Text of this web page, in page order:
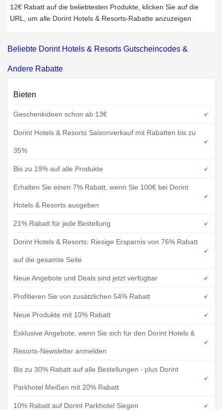
12€ Rabatt auf die beliebtesten Produkte, klicken Sie auf die
URL, um alle Dorint Hotels & Resorts-Rabatte anzuzeigen
Beliebte Dorint Hotels & Resorts Gutscheincodes &
Andere Rabatte
Bieten
Geschenkideen schon ab 13€
Dorint Hotels & Resorts Saisonverkauf mit Rabatten bis zu
35%
Bis zu 19% auf alle Produkte
Erhalten Sie einen 7% Rabatt, wenn Sie 100€ bei Dorint
Hotels & Resorts ausgeben
21% Rabatt für jede Bestellung
Dorint Hotels & Resorts: Riesige Ersparnis von 76% Rabatt
auf die gesamte Seite
Neue Angebote und Deals sind jetzt verfügbar
Profitieren Sie von zusätzlichen 54% Rabatt
Neue Produkte mit 10% Rabatt
Exklusive Angebote, wenn Sie sich für den Dorint Hotels &
Resorts-Newsletter anmelden
Bis zu 30% Rabatt auf alle Bestellungen - plus Dorint
Parkhotel Meißen mit 20% Rabatt
10% Rabatt auf Dorint Parkhotel Siegen